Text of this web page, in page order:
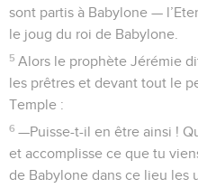
sont partis à Babylone —
le joug du roi de Babylone.
5 Alors le prophète Jérémie
les prêtres et devant tout le
Temple :
6 —Puisse-t-il en être ainsi !
et accomplisse ce que tu
de Babylone dans ce lieu les